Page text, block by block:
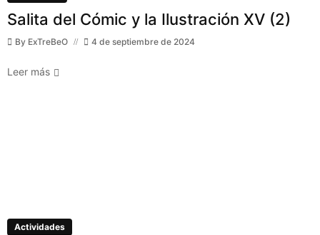
Salita del Cómic y la Ilustración XV (2)
By ExTreBeO 4 de septiembre de 2024
Leer más
Actividades